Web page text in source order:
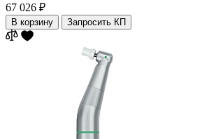
67 026 ₽
В корзину Запросить КП